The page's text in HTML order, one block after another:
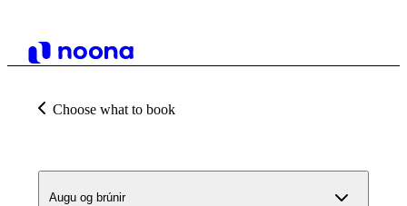
Choose what to book
Augu og brúnir